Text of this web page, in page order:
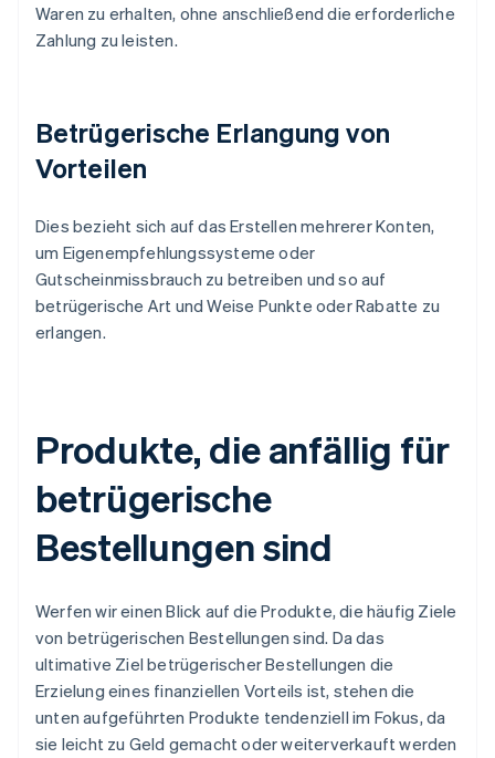
Waren zu erhalten, ohne anschließend die erforderliche
Zahlung zu leisten.
Betrügerische Erlangung von
Vorteilen
Dies bezieht sich auf das Erstellen mehrerer Konten,
um Eigenempfehlungssysteme oder
Gutscheinmissbrauch zu betreiben und so auf
betrügerische Art und Weise Punkte oder Rabatte zu
erlangen.
Produkte, die anfällig für
betrügerische
Bestellungen sind
Werfen wir einen Blick auf die Produkte, die häufig Ziele
von betrügerischen Bestellungen sind. Da das
ultimative Ziel betrügerischer Bestellungen die
Erzielung eines finanziellen Vorteils ist, stehen die
unten aufgeführten Produkte tendenziell im Fokus, da
sie leicht zu Geld gemacht oder weiterverkauft werden